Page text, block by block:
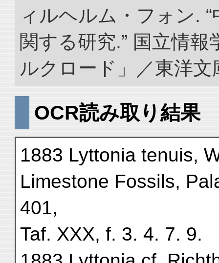
ィルヘルム・フォン.
関する研究.” 国立情
ルクロード」／東洋
OCR読み取り結果
1883 Lyttonia tenuis,
Limestone Fossils,
401,
Taf. XXX, f. 3. 4. 7. 9.